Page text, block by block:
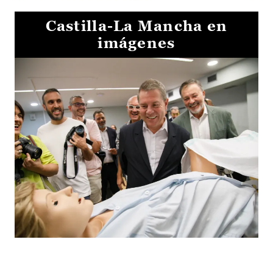
Castilla-La Mancha en
imágenes